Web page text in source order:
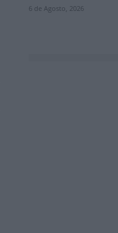
6 de Agosto, 2026